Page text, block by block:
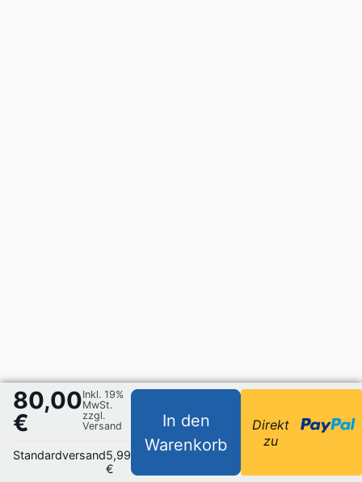
80,00
€
Inkl. 19%
MwSt.
zzgl.
Versand
Standardversand5,99
€
In den
Warenkorb
Direkt
zu